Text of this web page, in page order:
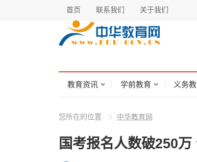
首页 联系我们 关于我们
教育资讯 学前教育 义务
您所在的位置 中华教育网
国考报名人数破250